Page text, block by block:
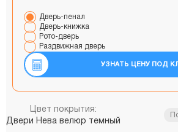
Дверь-пенал
Дверь-книжка
Рото-дверь
Раздвижная дверь
УЗНАТЬ ЦЕНУ ПОД
Цвет покрытия:
Двери Нева велюр темный